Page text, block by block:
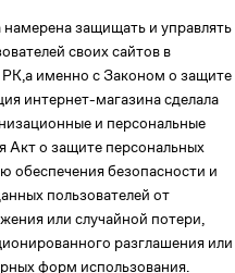
защищать и управлять
своих сайтов в
именно с Законом о защите
интернет-магазина сделала
и персональные
Акт о защите персональных
обеспечения безопасности и
пользователей от
или случайной потери,
разглашения или
форм использования.